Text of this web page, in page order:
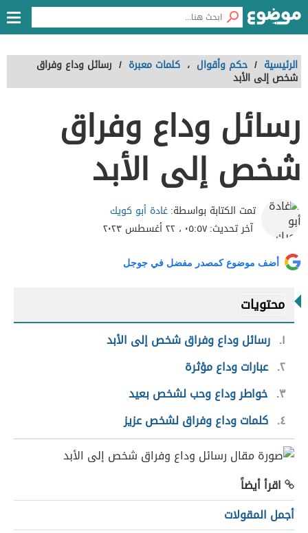
الرئيسية / حكم وأقوال ، كلمات معبرة / رسائل وداع وفراق
شخص إلى الأبد
رسائل وداع وفراق
شخص إلى الأبد
تمت الكتابة بواسطة:غادة أبو كويك
آخر تحديث:٠٥:٥٧ ، ٢٢ أغسطس ٢٠٢٣
أضف موضوع كمصدر مفضل في جوجل
محتويات
١ رسائل وداع وفراق شخص إلى الأبد
٢ عبارات وداع مؤثرة
٣ خواطر وداع وحب لشخص بعيد
٤ كلمات وداع وفراق لشخص عزيز
اقرأ أيضاً
أجمل المقولات